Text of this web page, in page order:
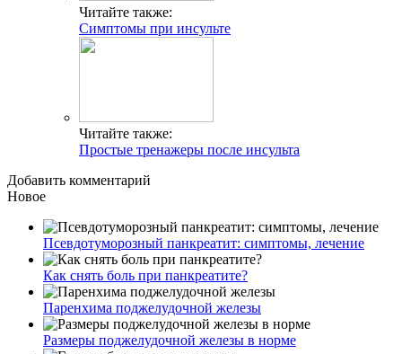
Читайте также:
Симптомы при инсульте
Читайте также:
Простые тренажеры после инсульта
Добавить комментарий
Новое
Псевдотуморозный панкреатит: симптомы, лечение
Как снять боль при панкреатите?
Паренхима поджелудочной железы
Размеры поджелудочной железы в норме